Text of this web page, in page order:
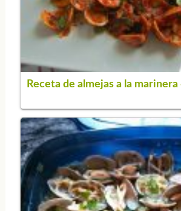
Receta de almejas a la